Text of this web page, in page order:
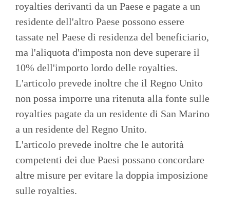
royalties derivanti da un Paese e pagate a un
residente dell'altro Paese possono essere
tassate nel Paese di residenza del beneficiario,
ma l'aliquota d'imposta non deve superare il
10% dell'importo lordo delle royalties.
L'articolo prevede inoltre che il Regno Unito
non possa imporre una ritenuta alla fonte sulle
royalties pagate da un residente di San Marino
a un residente del Regno Unito.
L'articolo prevede inoltre che le autorità
competenti dei due Paesi possano concordare
altre misure per evitare la doppia imposizione
sulle royalties.